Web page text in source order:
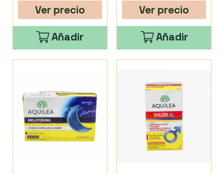
Ver precio
Añadir
Ver precio
Añadir